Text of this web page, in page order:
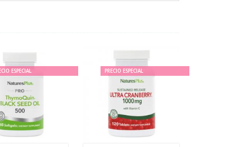
ESPECIAL PRECIO ESPECIAL